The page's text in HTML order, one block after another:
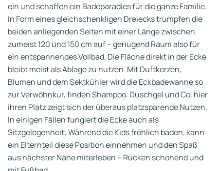
ein und schaffen ein Badeparadies für die ganze Familie.
In Form eines gleichschenkligen Dreiecks trumpfen die
beiden anliegenden Seiten mit einer Länge zwischen
zumeist 120 und 150 cm auf – genügend Raum also für
ein entspannendes Vollbad. Die Fläche direkt in der Ecke
bleibt meist als Ablage zu nutzen. Mit Duftkerzen,
Blumen und dem Sektkühler wird die Eckbadewanne so
zur Verwöhnkur, finden Shampoo, Duschgel und Co. hier
ihren Platz zeigt sich der überaus platzsparende Nutzen.
In einigen Fällen fungiert die Ecke auch als
Sitzgelegenheit: Während die Kids fröhlich baden, kann
ein Elternteil diese Position einnehmen und den Spaß
aus nächster Nähe miterleben – Rücken schonend und